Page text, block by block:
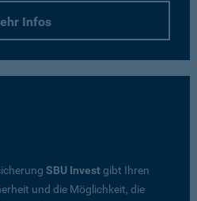
Infos
SBU Investgibt Ihren
und die Möglichkeit, die